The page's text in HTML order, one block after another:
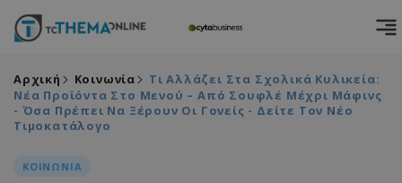
Αρχική Κοινωνία
Τι Αλλάζει Στα Σχολικά Κυλικεία:
Νέα Προϊόντα Στο Μενού – Από Σουφλέ Μέχρι Μάφινς
- Όσα Πρέπει Να Ξέρουν Οι Γονείς - Δείτε Τον Νέο
Τιμοκατάλογο
ΚΟΙΝΩΝΙΑ